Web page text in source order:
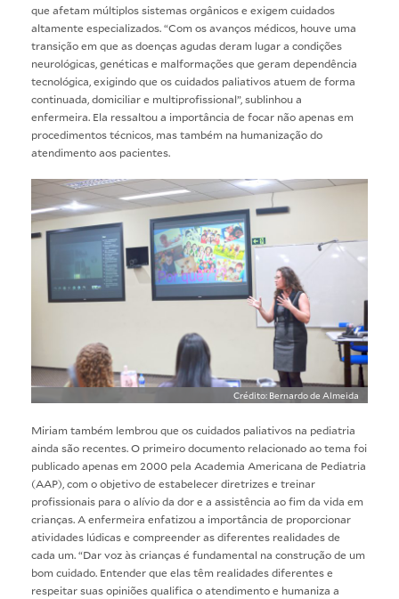
que afetam múltiplos sistemas orgânicos e exigem cuidados
altamente especializados. “Com os avanços médicos, houve uma
transição em que as doenças agudas deram lugar a condições
neurológicas, genéticas e malformações que geram dependência
tecnológica, exigindo que os cuidados paliativos atuem de forma
continuada, domiciliar e multiprofissional”, sublinhou a
enfermeira. Ela ressaltou a importância de focar não apenas em
procedimentos técnicos, mas também na humanização do
atendimento aos pacientes.
Crédito: Bernardo de Almeida
Miriam também lembrou que os cuidados paliativos na pediatria
ainda são recentes. O primeiro documento relacionado ao tema foi
publicado apenas em 2000 pela Academia Americana de Pediatria
(AAP), com o objetivo de estabelecer diretrizes e treinar
profissionais para o alívio da dor e a assistência ao fim da vida em
crianças. A enfermeira enfatizou a importância de proporcionar
atividades lúdicas e compreender as diferentes realidades de
cada um. “Dar voz às crianças é fundamental na construção de um
bom cuidado. Entender que elas têm realidades diferentes e
respeitar suas opiniões qualifica o atendimento e humaniza a